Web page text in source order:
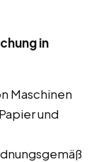
in
Maschinen
und